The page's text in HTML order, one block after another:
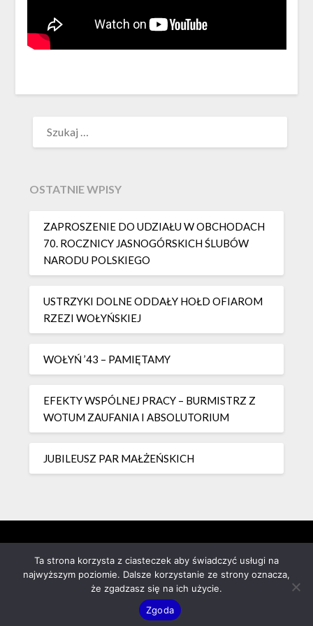
OSTATNIE WPISY
ZAPROSZENIE DO UDZIAŁU W OBCHODACH
70. ROCZNICY JASNOGÓRSKICH ŚLUBÓW
NARODU POLSKIEGO
USTRZYKI DOLNE ODDAŁY HOŁD OFIAROM
RZEZI WOŁYŃSKIEJ
WOŁYŃ ’43 – PAMIĘTAMY
EFEKTY WSPÓLNEJ PRACY – BURMISTRZ Z
WOTUM ZAUFANIA I ABSOLUTORIUM
JUBILEUSZ PAR MAŁŻEŃSKICH
©2026 czeslawurban.pl | Powered by
Ta strona korzysta z ciasteczek aby świadczyć usługi na
najwyższym poziomie. Dalsze korzystanie ze strony oznacza,
że zgadzasz się na ich użycie.
Zgoda